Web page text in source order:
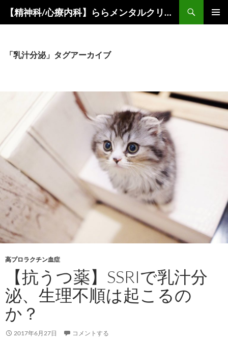
【精神科/心療内科】ららメンタルクリニック
「乳汁分泌」タグアーカイブ
高プロラクチン血症
【抗うつ薬】SSRIで乳汁分
泌、生理不順は起こるの
か？
2017年6月27日 コメントする